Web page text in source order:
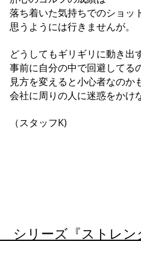
落ち着いた気持ちでのショッ
思うようには行きませんが。
どうしてもギリギリに動き出
事前に自分の中で回避してる
見方を変えると小心者なのか
会社に周りの人に迷惑をかけ
（スタッフK)
シリーズ『ストレ